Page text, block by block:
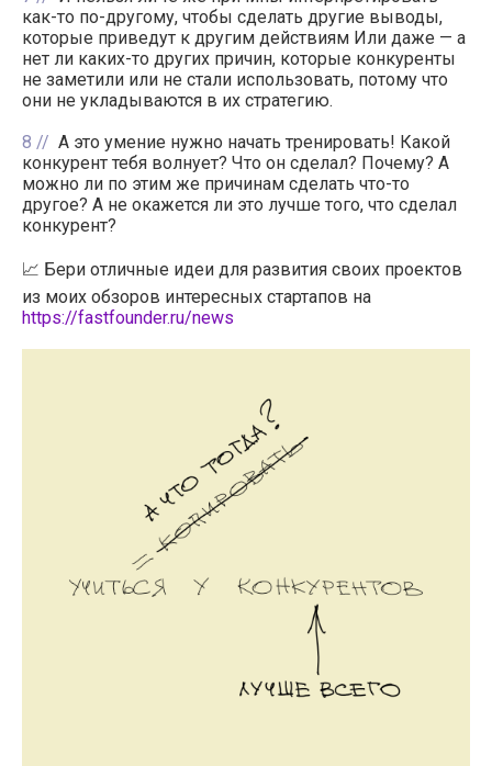
как-то по-другому, чтобы сделать другие выводы,
которые приведут к другим действиям Или даже — а
нет ли каких-то других причин, которые конкуренты
не заметили или не стали использовать, потому что
они не укладываются в их стратегию.
8
А это умение нужно начать тренировать! Какой
конкурент тебя волнует? Что он сделал? Почему? А
можно ли по этим же причинам сделать что-то
другое? А не окажется ли это лучше того, что сделал
конкурент?
📈 Бери отличные идеи для развития своих проектов
из моих обзоров интересных стартапов на
https://fastfounder.ru/news